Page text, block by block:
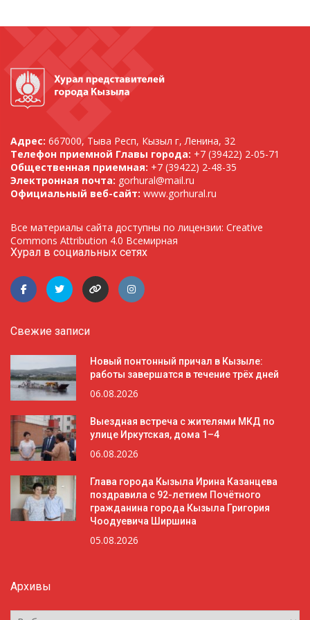
Адрес: 667000, Тыва Респ, Кызыл г, Ленина, 32
Телефон приемной Главы города: +7 (39422) 2-05-71
Общественная приемная: +7 (39422) 2-48-35
Электронная почта: gorhural@mail.ru
Официальный веб-сайт: www.gorhural.ru
Все материалы сайта доступны по лицензии: Creative
Commons Attribution 4.0 Всемирная
Хурал в социальных сетях
Свежие записи
Новый понтонный причал в Кызыле:
работы завершатся в течение трёх дней
06.08.2026
Выездная встреча с жителями МКД по
улице Иркутская, дома 1–4
06.08.2026
Глава города Кызыла Ирина Казанцева
поздравила с 92-летием Почётного
гражданина города Кызыла Григория
Чоодуевича Ширшина
05.08.2026
Архивы
Архивы